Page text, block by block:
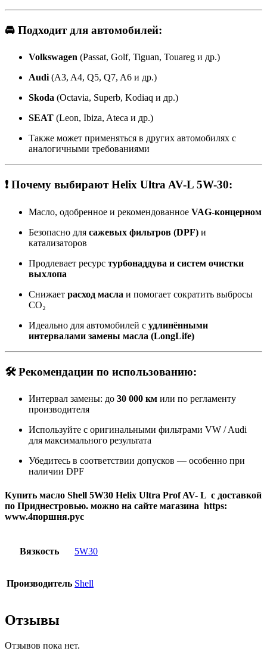
🚘 Подходит для автомобилей:
Volkswagen (Passat, Golf, Tiguan, Touareg и др.)
Audi(A3, A4, Q5, Q7, A6 и др.)
Skoda (Octavia, Superb, Kodiaq и др.)
SEAT (Leon, Ibiza, Ateca и др.)
Также может применяться в других автомобилях с
аналогичными требованиями
❗ Почему выбирают Helix Ultra AV-L 5W-30:
Масло, одобренное и рекомендованное VAG-концерном
Безопасно для сажевых фильтров (DPF) и
катализаторов
Продлевает ресурс турбонаддува и систем очистки
выхлопа
Снижает расход масла и помогает сократить выбросы
CO₂
Идеально для автомобилей с удлинёнными
интервалами замены масла (LongLife)
🛠 Рекомендации по использованию:
Интервал замены: до 30 000 км или по регламенту
производителя
Используйте с оригинальными фильтрами VW / Audi
для максимального результата
Убедитесь в соответствии допусков — особенно при
наличии DPF
Купить масло Shell 5W30 Helix Ultra Prof AV- L с доставкой
по Приднестровью. можно на сайте магазина https:
www.4поршня.рус
Вязкость 5W30
Производитель Shell
Отзывы
Отзывов пока нет.